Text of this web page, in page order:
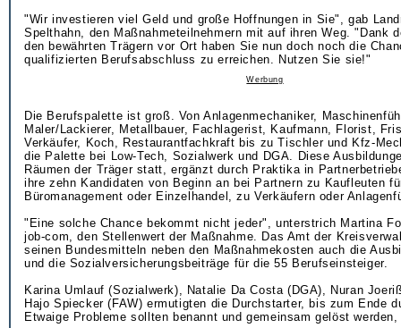
"Wir investieren viel Geld und große Hoffnungen in Sie", gab
Spelthahn, den Maßnahmeteilnehmern mit auf ihren Weg. "Dank
den bewährten Trägern vor Ort haben Sie nun doch noch die
qualifizierten Berufsabschluss zu erreichen. Nutzen Sie sie!"
Werbung
Die Berufspalette ist groß. Von Anlagenmechaniker,
Maler/Lackierer, Metallbauer, Fachlagerist, Kaufmann, Florist,
Verkäufer, Koch, Restaurantfachkraft bis zu Tischler und Kfz-
die Palette bei Low-Tech, Sozialwerk und DGA. Diese
Räumen der Träger statt, ergänzt durch Praktika in
ihre zehn Kandidaten von Beginn an bei Partnern zu Kaufleuten
Büromanagement oder Einzelhandel, zu Verkäufern oder
"Eine solche Chance bekommt nicht jeder", unterstrich Martina
job-com, den Stellenwert der Maßnahme. Das Amt der
seinen Bundesmitteln neben den Maßnahmekosten auch die
und die Sozialversicherungsbeiträge für die 55 Berufseinsteiger.
Karina Umlauf (Sozialwerk), Natalie Da Costa (DGA), Nuran
Hajo Spiecker (FAW) ermutigten die Durchstarter, bis zum Ende
Etwaige Probleme sollten benannt und gemeinsam gelöst